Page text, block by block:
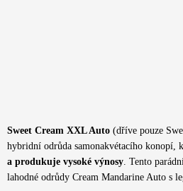
Sweet Cream XXL Auto (dříve pouze
hybridní odrůda samonakvétacího konopí,
a produkuje vysoké výnosy. Tento
lahodné odrůdy Cream Mandarine Auto s